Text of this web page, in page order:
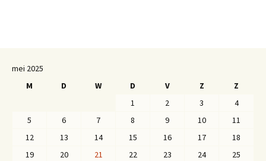
mei 2025
M
D W D V Z
Z
1
2 3
4
5
6 7 8 9 10
11
12
13 14 15 16 17
18
19
20 21 22 23 24
25